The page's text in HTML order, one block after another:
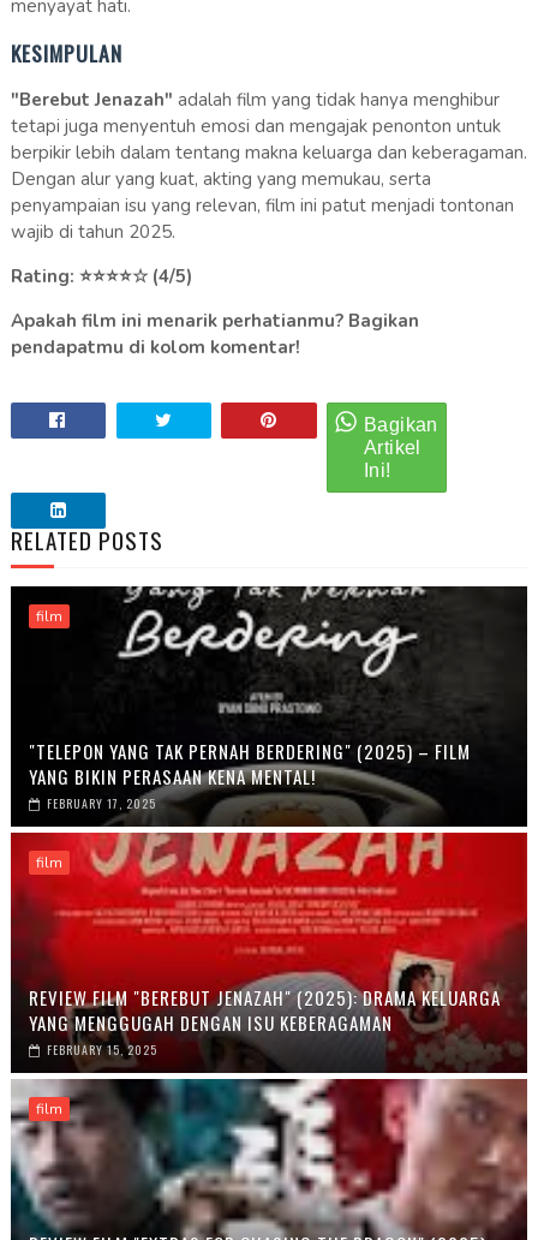
menyayat hati.
KESIMPULAN
"Berebut Jenazah" adalah film yang tidak hanya menghibur
tetapi juga menyentuh emosi dan mengajak penonton untuk
berpikir lebih dalam tentang makna keluarga dan keberagaman.
Dengan alur yang kuat, akting yang memukau, serta
penyampaian isu yang relevan, film ini patut menjadi tontonan
wajib di tahun 2025.
Rating: ⭐⭐⭐⭐☆ (4/5)
Apakah film ini menarik perhatianmu? Bagikan
pendapatmu di kolom komentar!
RELATED POSTS
film
"TELEPON YANG TAK PERNAH BERDERING" (2025) – FILM
YANG BIKIN PERASAAN KENA MENTAL!
FEBRUARY 17, 2025
film
REVIEW FILM "BEREBUT JENAZAH" (2025): DRAMA KELUARGA
YANG MENGGUGAH DENGAN ISU KEBERAGAMAN
FEBRUARY 15, 2025
film